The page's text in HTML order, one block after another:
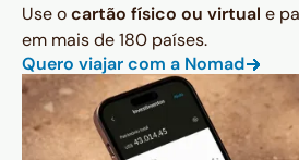
Use ocartão físico ou virtual e
em mais de 180 países.
Quero viajar com a Nomad